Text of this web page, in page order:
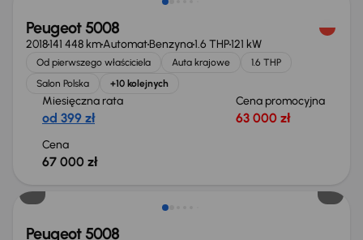
Peugeot 5008
2018141 448 kmAutomatBenzyna1.6 THP121 kW
Od pierwszego właściciela Auta krajowe
1.6 THP
Salon Polska
+10 kolejnych
Miesięczna rata
od 399 zł
Cena promocyjna
63 000 zł
Cena
67 000 zł
Taniej o 2 000 zł
Peugeot 5008